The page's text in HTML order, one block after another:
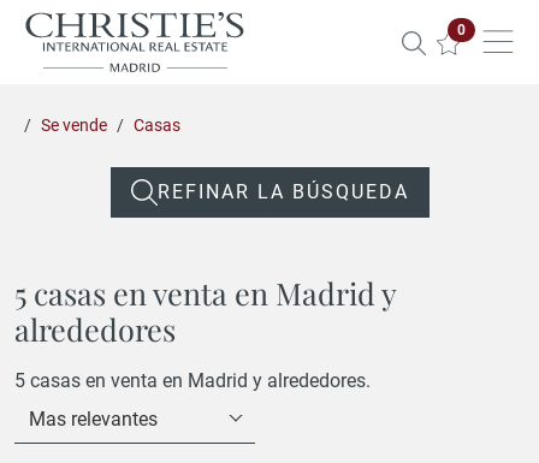
0
Se vende Casas
REFINAR LA BÚSQUEDA
5 casas en venta en Madrid y
alrededores
5 casas en venta en Madrid y alrededores.
Mas relevantes